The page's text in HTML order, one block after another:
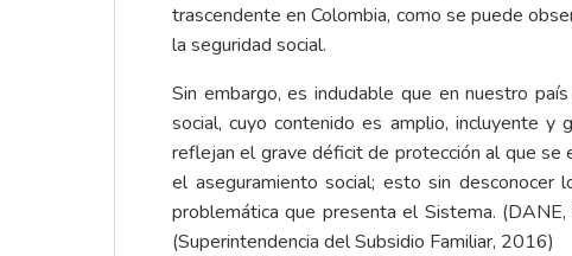
trascendente en Colombia, como se puede
la seguridad social.
Sin embargo, es indudable que en nuestro
social, cuyo contenido es amplio, incluyente
reflejan el grave déficit de protección al que se
el aseguramiento social; esto sin
problemática que presenta el Sistema.
(Superintendencia del Subsidio Familiar, 2016)